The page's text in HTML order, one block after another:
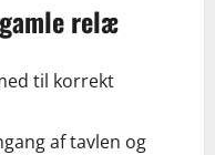
relæ
til korrekt
af tavlen og